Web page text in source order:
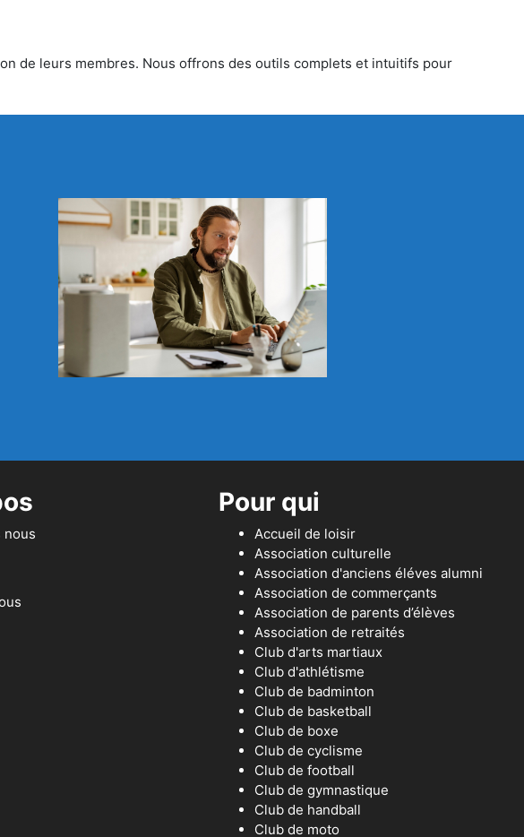
de leurs membres. Nous offrons des outils complets et intuitifs pour
nous
Pour qui
Accueil de loisir
Association culturelle
Association d'anciens éléves alumni
Association de commerçants
Association de parents d’élèves
Association de retraités
Club d'arts martiaux
Club d'athlétisme
Club de badminton
Club de basketball
Club de boxe
Club de cyclisme
Club de football
Club de gymnastique
Club de handball
Club de moto